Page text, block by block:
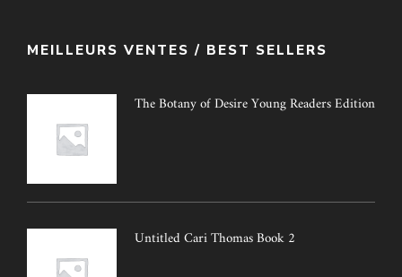
MEILLEURS VENTES / BEST SELLERS
The Botany of Desire Young Readers Edition
Untitled Cari Thomas Book 2